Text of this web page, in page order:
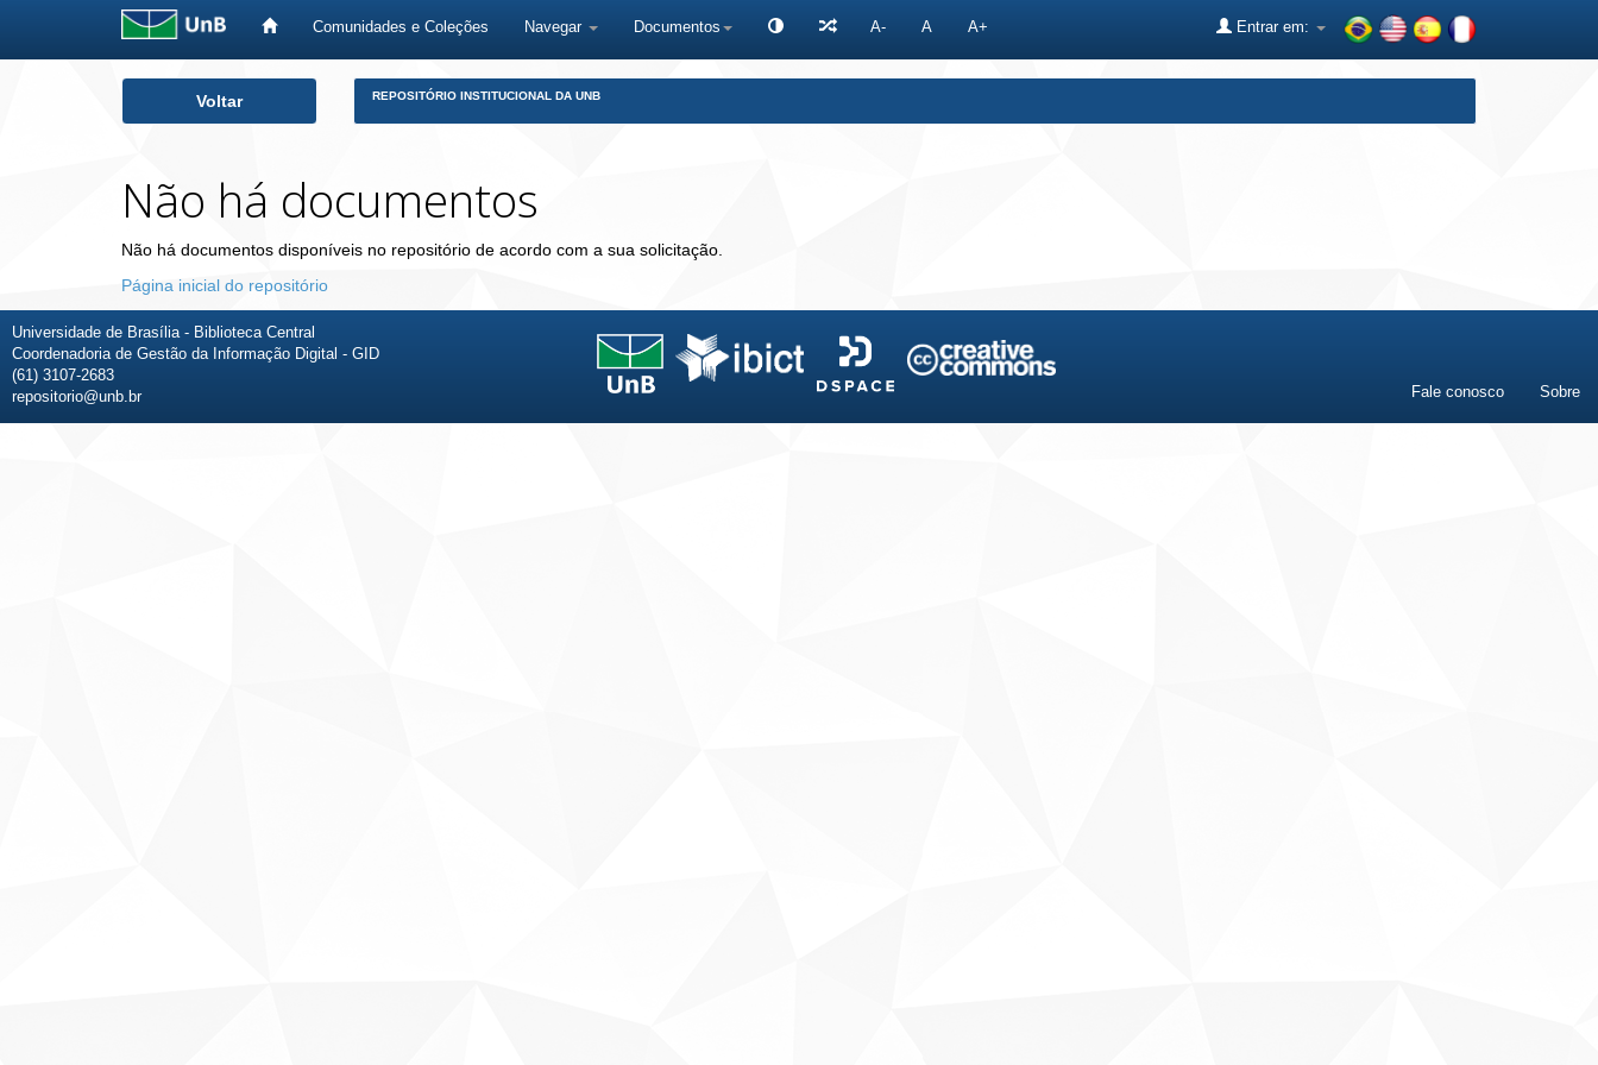
Comunidades e Coleções Navegar Documentos A- A A+ Entrar em:
Voltar REPOSITÓRIO INSTITUCIONAL DA UNB
Não há documentos
Não há documentos disponíveis no repositório de acordo com a sua solicitação.
Página inicial do repositório
Universidade de Brasília - Biblioteca Central
Coordenadoria de Gestão da Informação Digital - GID
(61) 3107-2683
repositorio@unb.br
Fale conosco Sobre